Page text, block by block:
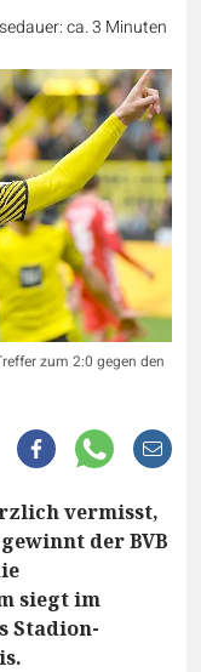
ca. 3 Minuten
zum 2:0 gegen den
vermisst,
der BVB
siegt im
Stadion-